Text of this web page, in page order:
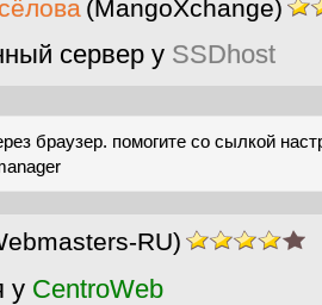
(MangoXchange)
сервер у SSDhost
браузер. помогите со сылкой
RU)
у CentroWeb